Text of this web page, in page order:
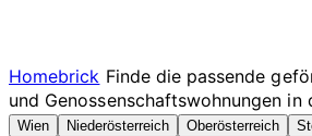
Homebrick Finde die passende
und Genossenschaftswohnungen in
Wien Niederösterreich Oberösterreich